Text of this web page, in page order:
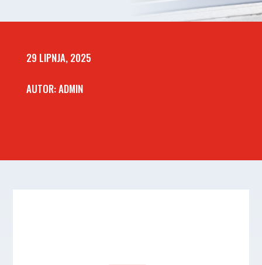
29 LIPNJA, 2025
AUTOR: ADMIN